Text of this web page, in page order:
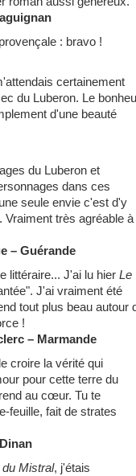
: bravo !
certainement
du Luberon. Le
d'une beauté
du Luberon et
dans ces
seule envie c'est d'y
Vraiment très agréable à
– Guérande
littéraire... J'ai lu hier Le
J'ai vraiment été
tout plus beau autour
!
– Marmande
croire la vérité qui
pour cette terre du
au cœur. Tu te
feuille, fait de strates
Mistral, j'étais